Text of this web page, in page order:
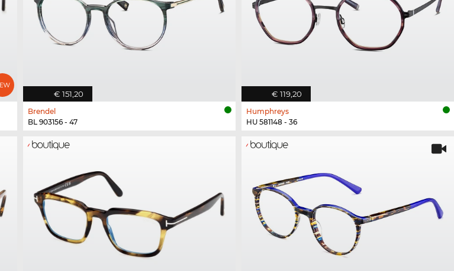
€ 151,20
Brendel
BL 903156 - 47
€ 119,20
Humphreys
HU 581148 - 36